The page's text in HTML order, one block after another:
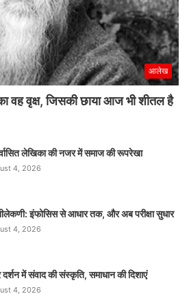
आलेख
का वह वृक्ष, जिसकी छाया आज भी शीतल है
लेखिका की नजर में समाज की रूपरेखा
4, 2026
इंफोसिस से आधार तक, और अब परीक्षा सुधार
4, 2026
दर्शन में संवाद की संस्कृति, समाधान की दिशाएं
4, 2026